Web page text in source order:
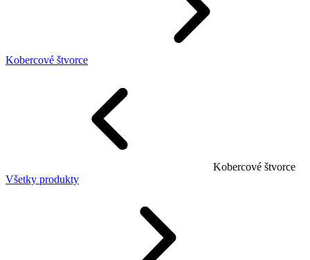
Kobercové štvorce
Kobercové štvorce
Všetky produkty